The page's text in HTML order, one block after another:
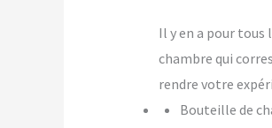
Il y en a pour
chambre qui
rendre votre
Bouteille de